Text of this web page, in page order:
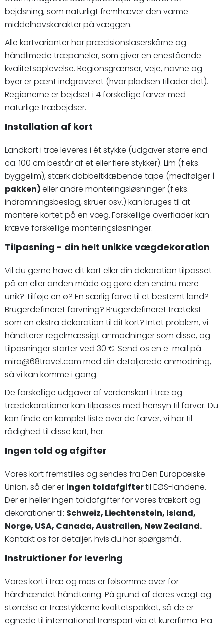
bejdsning, som naturligt fremhæver den varme
middelhavskarakter på væggen.
Alle kortvarianter har præcisionslaserskårne og
håndlimede træpaneler, som giver en enestående
kvalitetsoplevelse. Regionsgrænser, veje, navne og
byer er pænt indgraveret (hvor pladsen tillader det).
Regionerne er bejdset i 4 forskellige farver med
naturlige træbejdser.
Installation af kort
Landkort i træ leveres i ét stykke (udgaver større end
ca. 100 cm består af et eller flere stykker). Lim (f.eks.
byggelim), stærk dobbeltklæbende tape (medfølger i
pakken)eller andre monteringsløsninger (f.eks.
indramningsbeslag, skruer osv.) kan bruges til at
montere kortet på en væg. Forskellige overflader kan
kræve forskellige monteringsløsninger.
Tilpasning - din helt unikke vægdekoration
Vil du gerne have dit kort eller din dekoration tilpasset
på en eller anden måde og gøre den endnu mere
unik? Tilføje en ø? En særlig farve til et bestemt land?
Brugerdefineret farvning? Brugerdefineret trætekst
som en ekstra dekoration til dit kort? Intet problem, vi
håndterer regelmæssigt anmodninger som disse, og
tilpasninger starter ved 30 €. Send os en e-mail på
miro@68travel.com med din detaljerede anmodning,
så vi kan komme i gang.
De forskellige udgaver af verdenskort i træ og
trædekorationerkan tilpasses med hensyn til farver. Du
kan finde en komplet liste over de farver, vi har til
rådighed til disse kort, her.
Ingen told og afgifter
Vores kort fremstilles og sendes fra Den Europæiske
Union, så der er ingen toldafgiftertil EØS-landene.
Der er heller ingen toldafgifter for vores trækort og
dekorationer til: Schweiz, Liechtenstein, Island,
Norge, USA, Canada, Australien, New Zealand.
Kontakt os for detaljer, hvis du har spørgsmål.
Instruktioner for levering
Vores kort i træ og mos er følsomme over for
hårdhændet håndtering. På grund af deres vægt og
størrelse er træstykkerne kvalitetspakket, så de er
egnede til international transport via et kurerfirma. Fra